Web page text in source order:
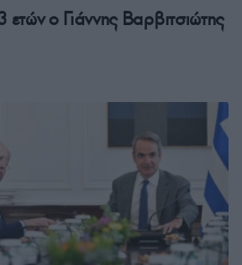
ετών ο Γιάννης Βαρβιτσιώτης